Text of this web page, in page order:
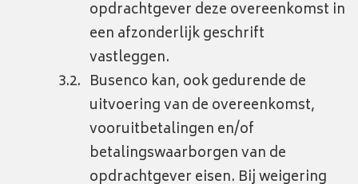
opdrachtgever deze overeenkomst in
een afzonderlijk geschrift
vastleggen.
Busenco kan, ook gedurende de
uitvoering van de overeenkomst,
vooruitbetalingen en/of
betalingswaarborgen van de
opdrachtgever eisen. Bij weigering